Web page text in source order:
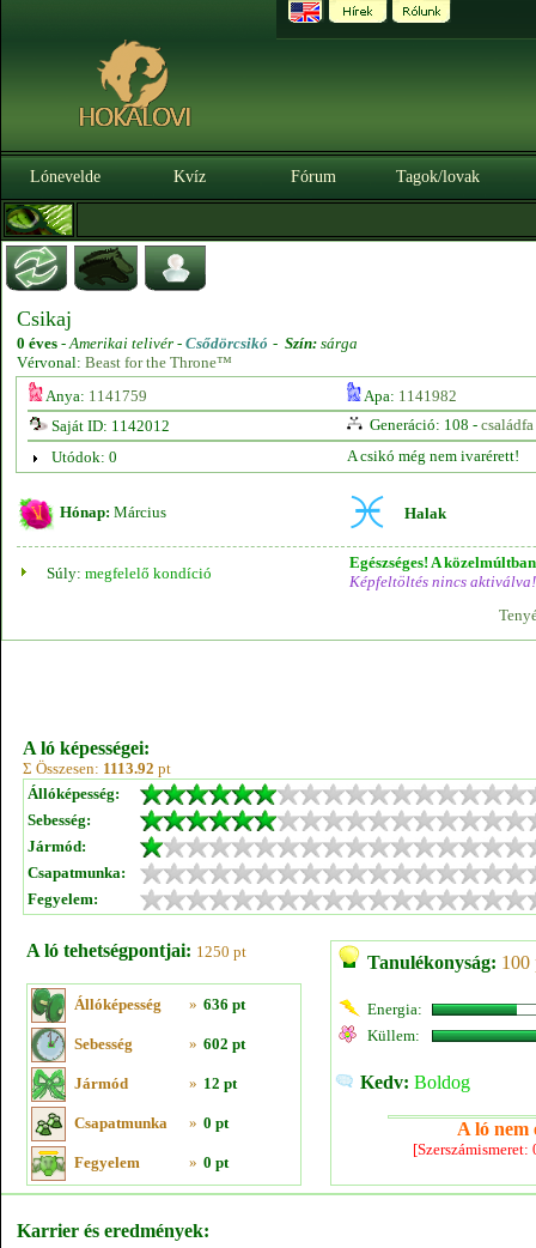
Lónevelde Kvíz Fórum Tagok/lovak
Csikaj
0 éves -Amerikai telivér - Csődörcsikó - Szín: sárga
Vérvonal: Beast for the Throne™
Anya: 1141759 Apa: 1141982
Saját ID: 1142012
Generáció: 108 - családfa
Utódok: 0
A csikó még nem ivarérett!
Hónap: Március Halak
Súly: megfelelő kondíció
Egészséges! A
Képfeltöltés nincs aktiválva!
A ló képességei:
Σ Összesen: 1113.92 pt
Állóképesség:
Sebesség:
Jármód:
Csapatmunka:
Fegyelem:
A ló tehetségpontjai: 1250 pt
Állóképesség » 636 pt
Sebesség » 602 pt
Jármód » 12 pt
Csapatmunka » 0 pt
Fegyelem » 0 pt
Tanulékonyság: 100
Energia:
Küllem:
Kedv: Boldog
A ló nem
Karrier és eredmények: